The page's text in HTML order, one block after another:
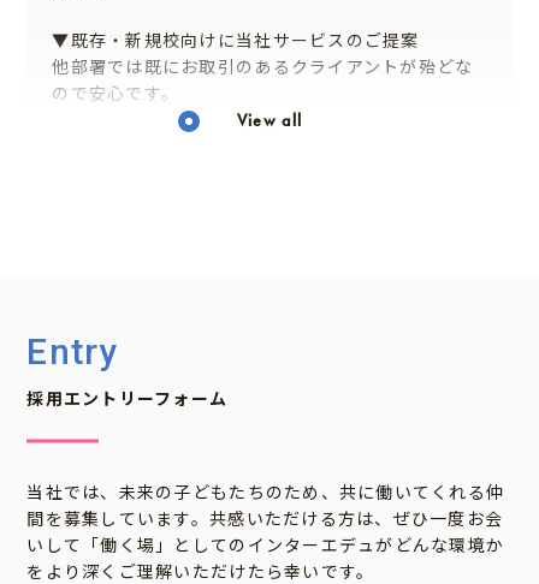
▼既存・新規校向けに当社サービスのご提案
他部署では既にお取引のあるクライアントが殆どな
ので安心です。
「やりがいのある仕事がしたい」
「人の役に立ちたい」
そんな想いを持っている人が活躍できます！
【未経験・第二新卒の方も歓迎】
◆簡単なPC操作ができる方（文字入力、簡単な表計
算など）
◆教育業界に興味関心がある方
View all
Entry
採用エントリーフォーム
当社では、未来の子どもたちのため、共に働いてくれる仲
間を募集しています。共感いただける方は、ぜひ一度お会
いして「働く場」としてのインターエデュがどんな環境か
をより深くご理解いただけたら幸いです。